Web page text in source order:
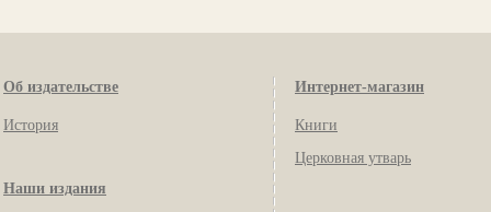
Об издательстве
История
Наши издания
Интернет-магазин
Книги
Церковная утварь